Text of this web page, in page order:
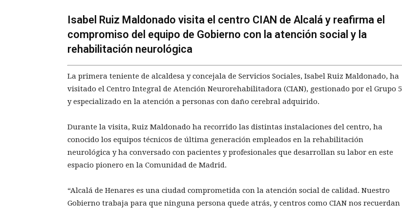
Isabel Ruiz Maldonado visita el centro CIAN de Alcalá y reafirma el
compromiso del equipo de Gobierno con la atención social y la
rehabilitación neurológica
La primera teniente de alcaldesa y concejala de Servicios Sociales, Isabel Ruiz Maldonado, ha
visitado el Centro Integral de Atención Neurorehabilitadora (CIAN), gestionado por el Grupo 5
y especializado en la atención a personas con daño cerebral adquirido.
Durante la visita, Ruiz Maldonado ha recorrido las distintas instalaciones del centro, ha
conocido los equipos técnicos de última generación empleados en la rehabilitación
neurológica y ha conversado con pacientes y profesionales que desarrollan su labor en este
espacio pionero en la Comunidad de Madrid.
“Alcalá de Henares es una ciudad comprometida con la atención social de calidad. Nuestro
Gobierno trabaja para que ninguna persona quede atrás, y centros como CIAN nos recuerdan